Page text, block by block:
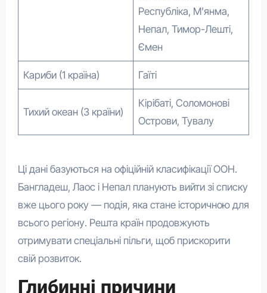
Республіка, М’янма,
Непал, Тимор-Лешті,
Ємен
Кариби (1 країна) Гаїті
Тихий океан (3 країни)
Кірібаті, Соломонові
Острови, Тувалу
Ці дані базуються на офіційній класифікації ООН.
Бангладеш, Лаос і Непал планують вийти зі списку
вже цього року — подія, яка стане історичною для
всього регіону. Решта країн продовжують
отримувати спеціальні пільги, щоб прискорити
свій розвиток.
Глибинні причини